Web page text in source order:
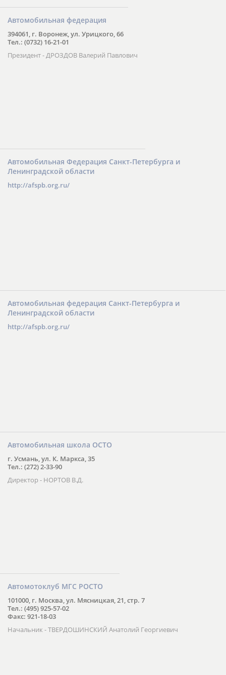
Автомобильная федерация
394061, г. Воронеж, ул. Урицкого, 66
Тел.: (0732) 16-21-01
Президент - ДРОЗДОВ Валерий Павлович
Автомобильная Федерация Санкт-Петербурга и
Ленинградской области
http://afspb.org.ru/
Автомобильная федерация Санкт-Петербурга и
Ленинградской области
http://afspb.org.ru/
Автомобильная школа ОСТО
г. Усмань, ул. К. Маркса, 35
Тел.: (272) 2-33-90
Директор - НОРТОВ В.Д.
Автомотоклуб МГС РОСТО
101000, г. Москва, ул. Мясницкая, 21, стр. 7
Тел.: (495) 925-57-02
Факс: 921-18-03
Начальник - ТВЕРДОШИНСКИЙ Анатолий Георгиевич